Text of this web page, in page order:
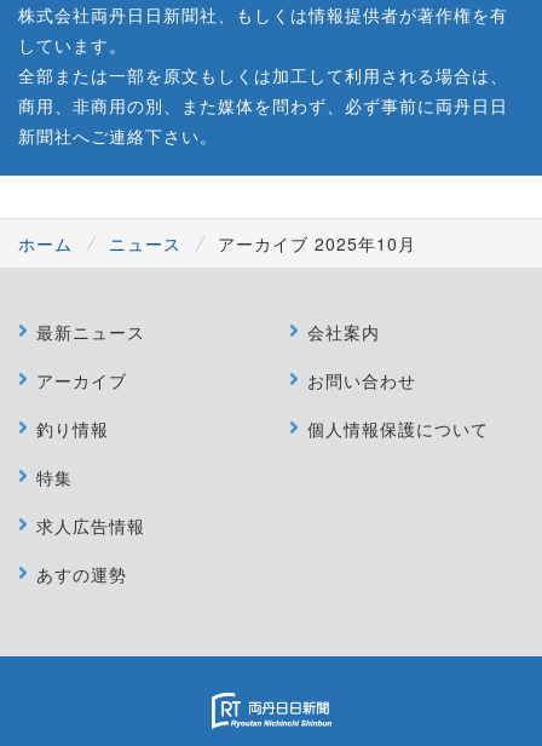
株式会社両丹日日新聞社、もしくは情報提供者が著作権を有
しています。
全部または一部を原文もしくは加工して利用される場合は、
商用、非商用の別、また媒体を問わず、必ず事前に両丹日日
新聞社へご連絡下さい。
ホーム ニュース アーカイブ 2025年10月
最新ニュース
アーカイブ
釣り情報
特集
求人広告情報
あすの運勢
会社案内
お問い合わせ
個人情報保護について